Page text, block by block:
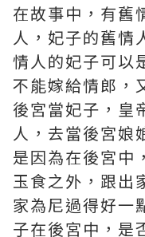
在故事中，有舊
人，妃子的舊情
情人的妃子可以
不能嫁給情郎，
後宮當妃子，皇
人，去當後宮娘
是因為在後宮中
玉食之外，跟出
家為尼過得好一
子在後宮中，是